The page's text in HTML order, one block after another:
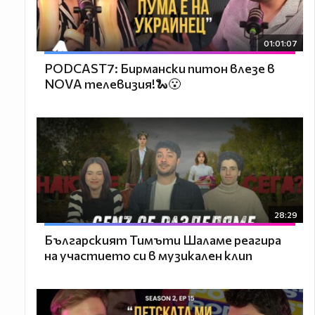
01:01:07
PODCAST7: Бирмански питон влезе в
NOVA телевизия!🐍😮
28:29
Българският Тимъти Шаламе реагира
на участието си в музикален клип